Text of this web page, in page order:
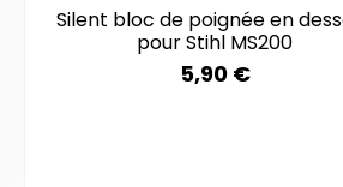
Silent bloc de poignée en
pour Stihl MS200
5,90 €